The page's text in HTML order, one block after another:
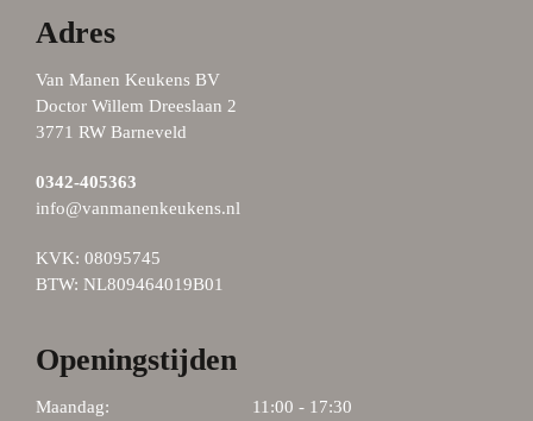
Adres
Van Manen Keukens BV
Doctor Willem Dreeslaan 2
3771 RW Barneveld
0342-405363
info@vanmanenkeukens.nl
KVK: 08095745
BTW: NL809464019B01
Openingstijden
Maandag:
11:00 - 17:30